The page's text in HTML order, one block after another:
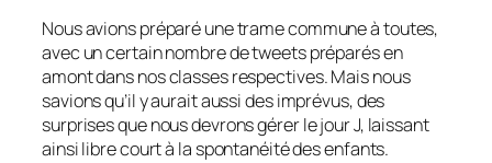
Nous avions préparé une trame commune à toutes,
avec un certain nombre de tweets préparés en
amont dans nos classes respectives. Mais nous
savions qu’il y aurait aussi des imprévus, des
surprises que nous devrons gérer le jour J, laissant
ainsi libre court à la spontanéité des enfants.